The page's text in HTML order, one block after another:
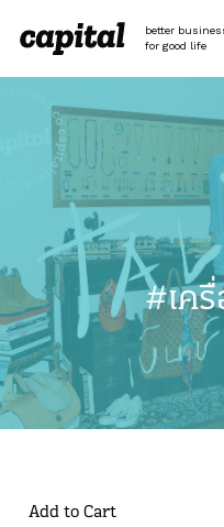
content
better
for good life
#เค
Add to Cart